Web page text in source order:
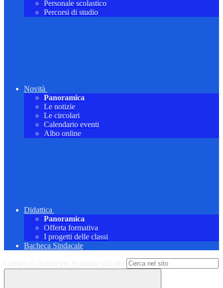
Personale scolastico
Percorsi di studio
Novità
Panoramica
Le notizie
Le circolari
Calendario eventi
Albo online
Didattica
Panoramica
Offerta formativa
I progetti delle classi
Bacheca Sindacale
Campo di ricerca per le pagine del sito